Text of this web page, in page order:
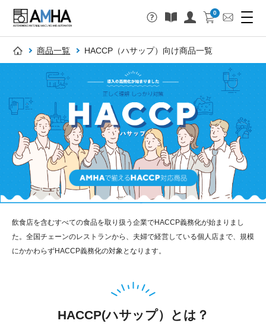
0
商品一覧 HACCP（ハサップ）向け商品一覧
飲食店を含むすべての食品を取り扱う企業でHACCP義務化が始まりまし
た。全国チェーンのレストランから、夫婦で経営している個人店まで、規模
にかかわらずHACCP義務化の対象となります。
HACCP(ハサップ）とは？